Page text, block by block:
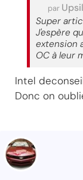
par
Super
J'espère
extension
OC à leur
Intel
Donc on